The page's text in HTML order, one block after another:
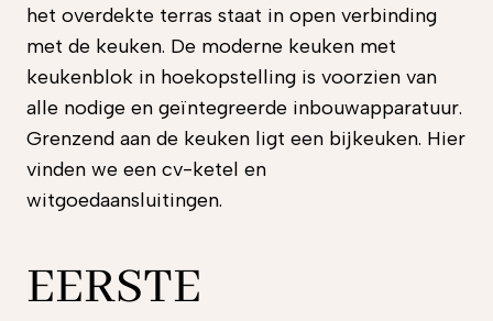
het overdekte terras staat in open verbinding
met de keuken. De moderne keuken met
keukenblok in hoekopstelling is voorzien van
alle nodige en geïntegreerde inbouwapparatuur.
Grenzend aan de keuken ligt een bijkeuken. Hier
vinden we een cv-ketel en
witgoedaansluitingen.
EERSTE